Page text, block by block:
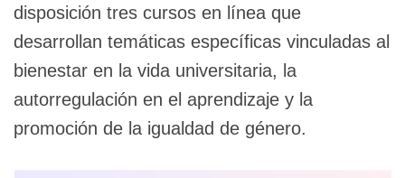
disposición tres cursos en línea que
desarrollan temáticas específicas vinculadas al
bienestar en la vida universitaria, la
autorregulación en el aprendizaje y la
promoción de la igualdad de género.